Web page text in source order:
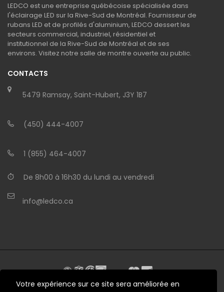
LEDCO est une entreprise québécoise spécialisée dans
l'éclairage LED sur la Rive-Sud de Montréal. Fournisseur de
rubans LED et de profilés d'aluminium, LEDCO dessert les
secteurs commercial, industriel, résidentiel et
institutionnel de la Rive-Sud de Montréal et de ses
environs. Visitez notre salle de montre ouverte au public.
CONTACTS
5479 Ramsay, Saint-Hubert, J3Y 1B7
(450) 444-4007
1 (855) 464-4007
De 8h00 à 16h30 du lundi au vendredi
info@ledco.ca
Votre expérience sur ce site sera améliorée en